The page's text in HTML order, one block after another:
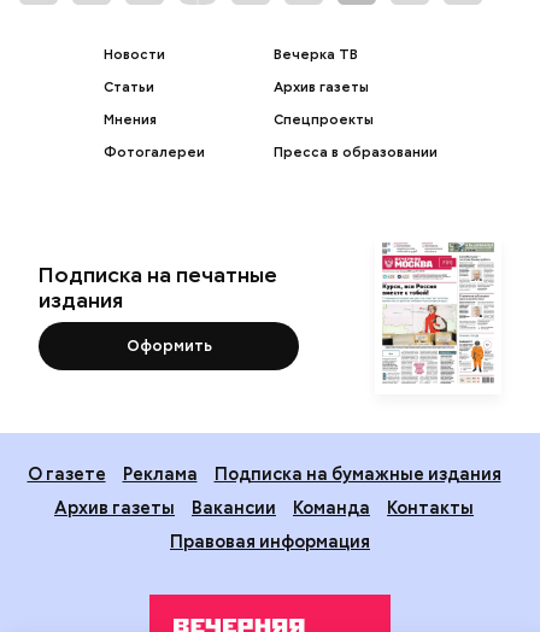
Новости
Статьи
Мнения
Фотогалереи
Вечерка ТВ
Архив газеты
Спецпроекты
Пресса в образовании
Подписка на печатные
издания
Оформить
О газете Реклама
Подписка на бумажные издания
Архив газеты
Вакансии Команда
Контакты
Правовая информация